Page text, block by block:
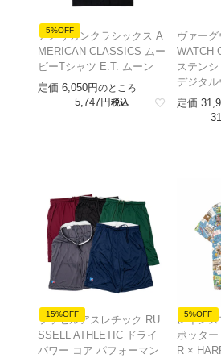
5%OFF
アメリカンクラシックス A
MERICAN CLASSICS ムー
ビーTシャツ E.T. ムーン
定価 6,050 のところ
5,747 税込
ヴァー
WATCH
ステン
デジタ
定価
15%OFF
ラッセルアスレチック RU
SSELL ATHLETIC ドライ
パワー コア パフォーマン
5%OFF
レイン
ポッタ
R ×